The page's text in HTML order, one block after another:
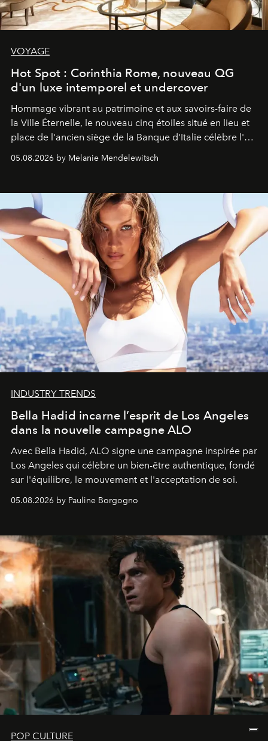
VOYAGE
Hot Spot : Corinthia Rome, nouveau QG
d'un luxe intemporel et undercover
Hommage vibrant au patrimoine et aux savoirs-faire de
la Ville Éternelle, le nouveau cinq étoiles situé en lieu et
place de l'ancien siège de la Banque d'Italie célèbre l'art
de vivre Romain dans toute son élégance intemporelle.
05.08.2026 by Melanie Mendelewitsch
INDUSTRY TRENDS
Bella Hadid incarne l’esprit de Los Angeles
dans la nouvelle campagne ALO
Avec Bella Hadid, ALO signe une campagne inspirée par
Los Angeles qui célèbre un bien-être authentique, fondé
sur l'équilibre, le mouvement et l'acceptation de soi.
05.08.2026 by Pauline Borgogno
POP CULTURE